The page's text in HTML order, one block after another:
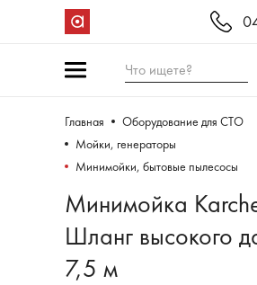
Что ищете?
Главная
Оборудование для СТО
Мойки, генераторы
Минимойки, бытовые пылесосы
Минимойка
Шланг высокого
7,5 м